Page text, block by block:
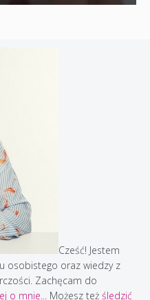
Cześć! Jestem
osobistego oraz wiedzy z
Zachęcam do
o mnie... Możesz też śledzić